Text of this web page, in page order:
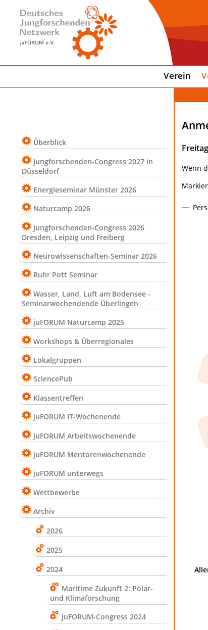
Verein
Überblick
Jungforschenden-Congress 2027 in
Düsseldorf
Energieseminar Münster 2026
Naturcamp 2026
Jungforschenden-Congress 2026
Dresden, Leipzig und Freiberg
Neurowissenschaften-Seminar 2026
Ruhr Pott Seminar
Wasser, Land, Luft am Bodensee -
Seminarwochendende Überlingen
juFORUM Naturcamp 2025
Workshops & Überregionales
Lokalgruppen
SciencePub
Klassentreffen
juFORUM IT-Wochenende
juFORUM Arbeitswochenende
juFORUM Mentorenwochenende
juFORUM unterwegs
Wettbewerbe
Archiv
2026
2025
2024
Maritime Zukunft 2: Polar-
und Klimaforschung
juFORUM-Congress 2024
Wenn